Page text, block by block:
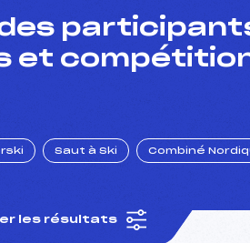
et
Saut à Ski Combiné
les résultats